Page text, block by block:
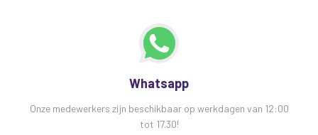
Whatsapp
Onze medewerkers zijn beschikbaar op werkdagen van 12:00
tot 17.30!